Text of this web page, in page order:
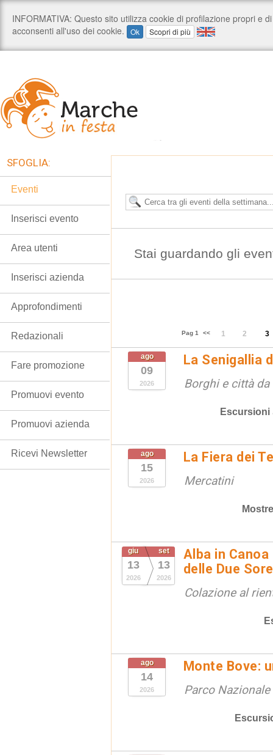
Stai guardando gli
Pag 1 << 1 2 3
ago
09
2026
La Senigallia
Borghi e città
Escursioni
ago
15
2026
La Fiera dei
Mercatini
giu
13
2026
set
13
2026
Alba in
delle Due
Colazione al
ago
14
2026
Monte Bove:
Parco
SFOGLIA:
Eventi
Inserisci evento
Area utenti
Inserisci azienda
Approfondimenti
Redazionali
Fare promozione
Promuovi evento
Promuovi azienda
Ricevi Newsletter